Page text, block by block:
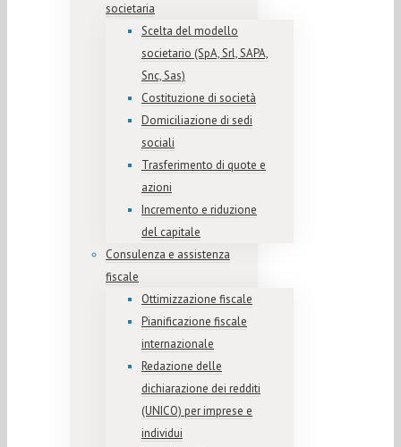
societaria
Scelta del modello
societario (SpA, Srl, SAPA,
Snc, Sas)
Costituzione di società
Domiciliazione di sedi
sociali
Trasferimento di quote e
azioni
Incremento e riduzione
del capitale
Consulenza e assistenza
fiscale
Ottimizzazione fiscale
Pianificazione fiscale
internazionale
Redazione delle
dichiarazione dei redditi
(UNICO) per imprese e
individui